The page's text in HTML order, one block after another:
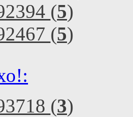
(5)
(5)
(3)